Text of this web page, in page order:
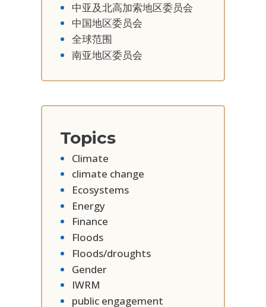
中亚及北高加索地区委员会
中国地区委员会
全球范围
南亚地区委员会
Topics
Climate
climate change
Ecosystems
Energy
Finance
Floods
Floods/droughts
Gender
IWRM
public engagement